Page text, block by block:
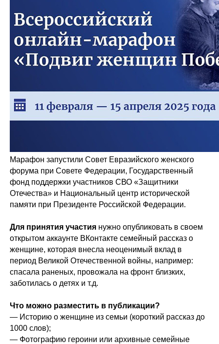
Марафон запустили Совет Евразийского женского
форума при Совете Федерации, Государственный
фонд поддержки участников СВО «Защитники
Отечества» и Национальный центр исторической
памяти при Президенте Российской Федерации.
Для принятия участия нужно опубликовать в своем
открытом аккаунте ВКонтакте семейный рассказ о
женщине, которая внесла неоценимый вклад в
период Великой Отечественной войны, например:
спасала раненых, провожала на фронт близких,
заботилась о детях и т.д.
Что можно разместить в публикации?
— Историю о женщине из семьи (короткий рассказ до
1000 слов);
— Фотографию героини или архивные семейные